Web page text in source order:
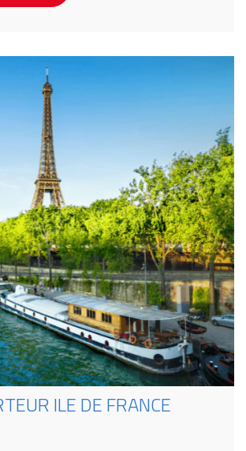
ILE DE FRANCE